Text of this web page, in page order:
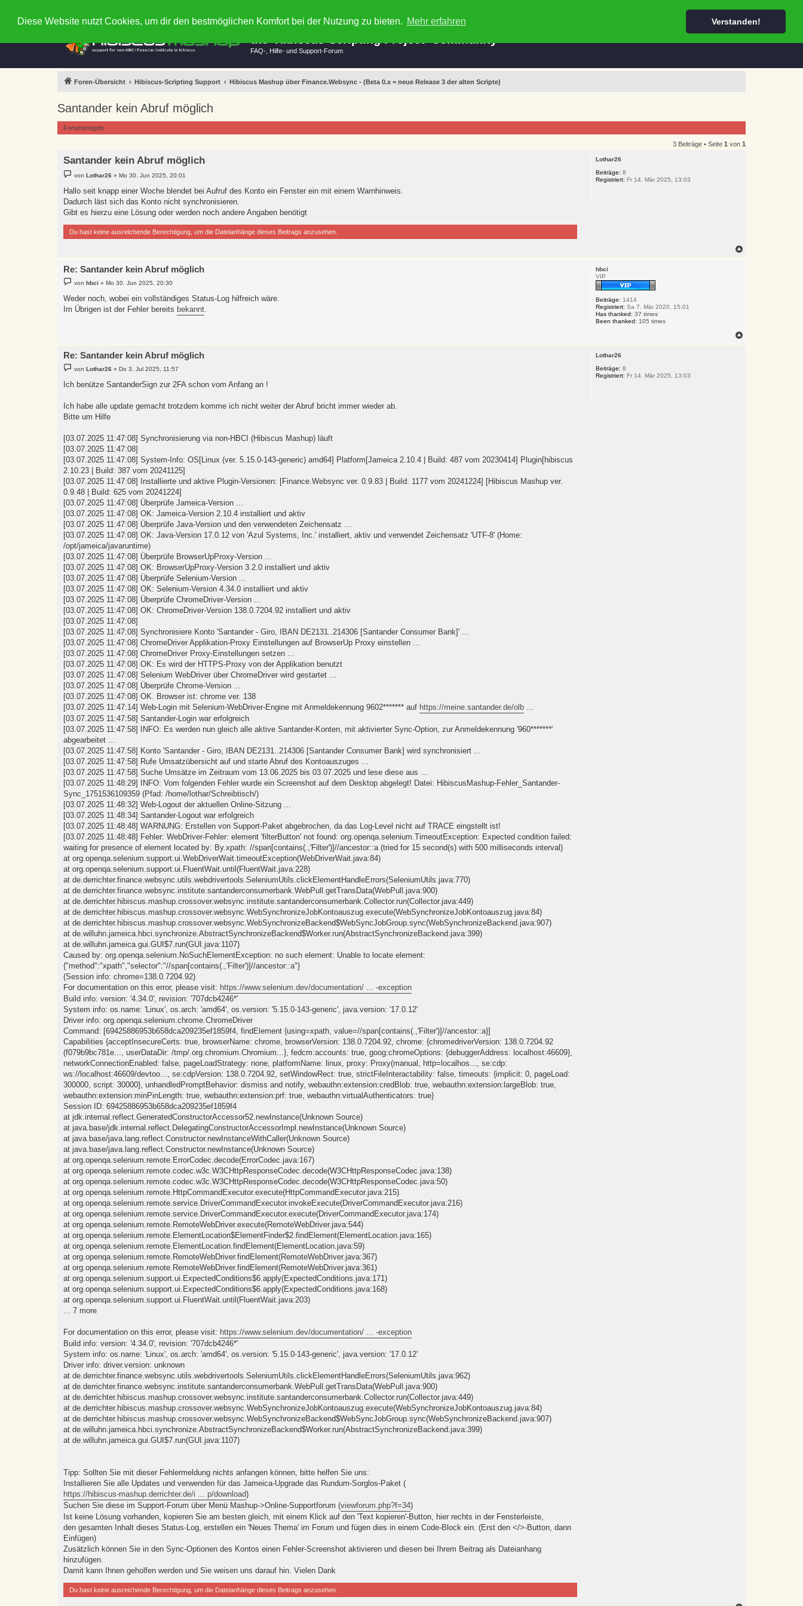
Diese Website nutzt Cookies, um dir den bestmöglichen Komfort bei der Nutzung zu bieten. Mehr erfahren Verstanden!
Abmelden
Registrieren
FAQ-, Hilfe- und Support-Forum
Foren-Übersicht Hibiscus-Scripting Support Hibiscus Mashup über Finance.Websync - (Beta 0.x = neue Release 3 der alten Scripte)
Santander kein Abruf möglich
Forumsregeln
3 Beiträge • Seite 1 von 1
Lothar26
Beiträge: 8
Registriert: Fr 14. Mär 2025, 13:03
Santander kein Abruf möglich
e
i
t
r
a
g
vonLothar26 »Mo 30. Jun 2025, 20:01
Hallo seit knapp einer Woche blendet bei Aufruf des Konto ein Fenster ein mit einem Warnhinweis.
Dadurch läst sich das Konto nicht synchronisieren.
Gibt es hierzu eine Lösung oder werden noch andere Angaben benötigt
Du hast keine ausreichende Berechtigung, um die Dateianhänge dieses Beitrags anzusehen.
hbci
VIP
Beiträge: 1414
Registriert: Sa 7. Mär 2020, 15:01
Has thanked: 37 times
Been thanked: 105 times
Re: Santander kein Abruf möglich
e
t
vonhbci »Mo 30. Jun 2025, 20:30
Weder noch, wobei ein vollständiges Status-Log hilfreich wäre.
Im Übrigen ist der Fehler bereits bekannt.
Lothar26
Beiträge: 8
Registriert: Fr 14. Mär 2025, 13:03
Re: Santander kein Abruf möglich
e
t
g
vonLothar26 »Do 3. Jul 2025, 11:57
Ich benütze SantanderSign zur 2FA schon vom Anfang an !
Ich habe alle update gemacht trotzdem komme ich nicht weiter der Abruf bricht immer wieder ab.
Bitte um Hilfe
[03.07.2025 11:47:08] Synchronisierung via non-HBCI (Hibiscus Mashup) läuft
[03.07.2025 11:47:08]
[03.07.2025 11:47:08] System-Info: OS[Linux (ver. 5.15.0-143-generic) amd64] Platform[Jameica 2.10.4 | Build: 487 vom 20230414] Plugin[hibiscus
2.10.23 | Build: 387 vom 20241125]
[03.07.2025 11:47:08] Installierte und aktive Plugin-Versionen: [Finance.Websync ver. 0.9.83 | Build: 1177 vom 20241224] [Hibiscus Mashup ver.
0.9.48 | Build: 625 vom 20241224]
[03.07.2025 11:47:08] Überprüfe Jameica-Version ...
[03.07.2025 11:47:08] OK: Jameica-Version 2.10.4 installiert und aktiv
[03.07.2025 11:47:08] Überprüfe Java-Version und den verwendeten Zeichensatz ...
[03.07.2025 11:47:08] OK: Java-Version 17.0.12 von 'Azul Systems, Inc.' installiert, aktiv und verwendet Zeichensatz 'UTF-8' (Home:
/opt/jameica/javaruntime)
[03.07.2025 11:47:08] Überprüfe BrowserUpProxy-Version ...
[03.07.2025 11:47:08] OK: BrowserUpProxy-Version 3.2.0 installiert und aktiv
[03.07.2025 11:47:08] Überprüfe Selenium-Version ...
[03.07.2025 11:47:08] OK: Selenium-Version 4.34.0 installiert und aktiv
[03.07.2025 11:47:08] Überprüfe ChromeDriver-Version ...
[03.07.2025 11:47:08] OK: ChromeDriver-Version 138.0.7204.92 installiert und aktiv
[03.07.2025 11:47:08]
[03.07.2025 11:47:08] Synchronisiere Konto 'Santander - Giro, IBAN DE2131..214306 [Santander Consumer Bank]' ...
[03.07.2025 11:47:08] ChromeDriver Applikation-Proxy Einstellungen auf BrowserUp Proxy einstellen ...
[03.07.2025 11:47:08] ChromeDriver Proxy-Einstellungen setzen ...
[03.07.2025 11:47:08] OK: Es wird der HTTPS-Proxy von der Applikation benutzt
[03.07.2025 11:47:08] Selenium WebDriver über ChromeDriver wird gestartet ...
[03.07.2025 11:47:08] Überprüfe Chrome-Version ...
[03.07.2025 11:47:08] OK. Browser ist: chrome ver. 138
[03.07.2025 11:47:14] Web-Login mit Selenium-WebDriver-Engine mit Anmeldekennung 9602******* auf https://meine.santander.de/olb ...
[03.07.2025 11:47:58] Santander-Login war erfolgreich
[03.07.2025 11:47:58] INFO: Es werden nun gleich alle aktive Santander-Konten, mit aktivierter Sync-Option, zur Anmeldekennung '960*******'
abgearbeitet ...
[03.07.2025 11:47:58] Konto 'Santander - Giro, IBAN DE2131..214306 [Santander Consumer Bank] wird synchronisiert ...
[03.07.2025 11:47:58] Rufe Umsatzübersicht auf und starte Abruf des Kontoauszuges ...
[03.07.2025 11:47:58] Suche Umsätze im Zeitraum vom 13.06.2025 bis 03.07.2025 und lese diese aus ...
[03.07.2025 11:48:29] INFO: Vom folgenden Fehler wurde ein Screenshot auf dem Desktop abgelegt! Datei: HibiscusMashup-Fehler_Santander-
Sync_1751536109359 (Pfad: /home/lothar/Schreibtisch/)
[03.07.2025 11:48:32] Web-Logout der aktuellen Online-Sitzung ...
[03.07.2025 11:48:34] Santander-Logout war erfolgreich
[03.07.2025 11:48:48] WARNUNG: Erstellen von Support-Paket abgebrochen, da das Log-Level nicht auf TRACE eingstellt ist!
[03.07.2025 11:48:48] Fehler: WebDriver-Fehler: element 'filterButton' not found: org.openqa.selenium.TimeoutException: Expected condition failed:
waiting for presence of element located by: By.xpath: //span[contains(.,'Filter')]//ancestor::a (tried for 15 second(s) with 500 milliseconds interval)
at org.openqa.selenium.support.ui.WebDriverWait.timeoutException(WebDriverWait.java:84)
at org.openqa.selenium.support.ui.FluentWait.until(FluentWait.java:228)
at de.derrichter.finance.websync.utils.webdrivertools.SeleniumUtils.clickElementHandleErrors(SeleniumUtils.java:770)
at de.derrichter.finance.websync.institute.santanderconsumerbank.WebPull.getTransData(WebPull.java:900)
at de.derrichter.hibiscus.mashup.crossover.websync.institute.santanderconsumerbank.Collector.run(Collector.java:449)
at de.derrichter.hibiscus.mashup.crossover.websync.WebSynchronizeJobKontoauszug.execute(WebSynchronizeJobKontoauszug.java:84)
at de.derrichter.hibiscus.mashup.crossover.websync.WebSynchronizeBackend$WebSyncJobGroup.sync(WebSynchronizeBackend.java:907)
at de.willuhn.jameica.hbci.synchronize.AbstractSynchronizeBackend$Worker.run(AbstractSynchronizeBackend.java:399)
at de.willuhn.jameica.gui.GUI$7.run(GUI.java:1107)
Caused by: org.openqa.selenium.NoSuchElementException: no such element: Unable to locate element:
{"method":"xpath","selector":"//span[contains(.,'Filter')]//ancestor::a"}
(Session info: chrome=138.0.7204.92)
For documentation on this error, please visit: https://www.selenium.dev/documentation/ ... -exception
Build info: version: '4.34.0', revision: '707dcb4246*'
System info: os.name: 'Linux', os.arch: 'amd64', os.version: '5.15.0-143-generic', java.version: '17.0.12'
Driver info: org.openqa.selenium.chrome.ChromeDriver
Command: [69425886953b658dca209235ef1859f4, findElement {using=xpath, value=//span[contains(.,'Filter')]//ancestor::a}]
Capabilities {acceptInsecureCerts: true, browserName: chrome, browserVersion: 138.0.7204.92, chrome: {chromedriverVersion: 138.0.7204.92
(f079b9bc781e..., userDataDir: /tmp/.org.chromium.Chromium...}, fedcm:accounts: true, goog:chromeOptions: {debuggerAddress: localhost:46609},
networkConnectionEnabled: false, pageLoadStrategy: none, platformName: linux, proxy: Proxy(manual, http=localhos..., se:cdp:
ws://localhost:46609/devtoo..., se:cdpVersion: 138.0.7204.92, setWindowRect: true, strictFileInteractability: false, timeouts: {implicit: 0, pageLoad:
300000, script: 30000}, unhandledPromptBehavior: dismiss and notify, webauthn:extension:credBlob: true, webauthn:extension:largeBlob: true,
webauthn:extension:minPinLength: true, webauthn:extension:prf: true, webauthn:virtualAuthenticators: true}
Session ID: 69425886953b658dca209235ef1859f4
at jdk.internal.reflect.GeneratedConstructorAccessor52.newInstance(Unknown Source)
at java.base/jdk.internal.reflect.DelegatingConstructorAccessorImpl.newInstance(Unknown Source)
at java.base/java.lang.reflect.Constructor.newInstanceWithCaller(Unknown Source)
at java.base/java.lang.reflect.Constructor.newInstance(Unknown Source)
at org.openqa.selenium.remote.ErrorCodec.decode(ErrorCodec.java:167)
at org.openqa.selenium.remote.codec.w3c.W3CHttpResponseCodec.decode(W3CHttpResponseCodec.java:138)
at org.openqa.selenium.remote.codec.w3c.W3CHttpResponseCodec.decode(W3CHttpResponseCodec.java:50)
at org.openqa.selenium.remote.HttpCommandExecutor.execute(HttpCommandExecutor.java:215)
at org.openqa.selenium.remote.service.DriverCommandExecutor.invokeExecute(DriverCommandExecutor.java:216)
at org.openqa.selenium.remote.service.DriverCommandExecutor.execute(DriverCommandExecutor.java:174)
at org.openqa.selenium.remote.RemoteWebDriver.execute(RemoteWebDriver.java:544)
at org.openqa.selenium.remote.ElementLocation$ElementFinder$2.findElement(ElementLocation.java:165)
at org.openqa.selenium.remote.ElementLocation.findElement(ElementLocation.java:59)
at org.openqa.selenium.remote.RemoteWebDriver.findElement(RemoteWebDriver.java:367)
at org.openqa.selenium.remote.RemoteWebDriver.findElement(RemoteWebDriver.java:361)
at org.openqa.selenium.support.ui.ExpectedConditions$6.apply(ExpectedConditions.java:171)
at org.openqa.selenium.support.ui.ExpectedConditions$6.apply(ExpectedConditions.java:168)
at org.openqa.selenium.support.ui.FluentWait.until(FluentWait.java:203)
... 7 more
For documentation on this error, please visit: https://www.selenium.dev/documentation/ ... -exception
Build info: version: '4.34.0', revision: '707dcb4246*'
System info: os.name: 'Linux', os.arch: 'amd64', os.version: '5.15.0-143-generic', java.version: '17.0.12'
Driver info: driver.version: unknown
at de.derrichter.finance.websync.utils.webdrivertools.SeleniumUtils.clickElementHandleErrors(SeleniumUtils.java:962)
at de.derrichter.finance.websync.institute.santanderconsumerbank.WebPull.getTransData(WebPull.java:900)
at de.derrichter.hibiscus.mashup.crossover.websync.institute.santanderconsumerbank.Collector.run(Collector.java:449)
at de.derrichter.hibiscus.mashup.crossover.websync.WebSynchronizeJobKontoauszug.execute(WebSynchronizeJobKontoauszug.java:84)
at de.derrichter.hibiscus.mashup.crossover.websync.WebSynchronizeBackend$WebSyncJobGroup.sync(WebSynchronizeBackend.java:907)
at de.willuhn.jameica.hbci.synchronize.AbstractSynchronizeBackend$Worker.run(AbstractSynchronizeBackend.java:399)
at de.willuhn.jameica.gui.GUI$7.run(GUI.java:1107)
Tipp: Sollten Sie mit dieser Fehlermeldung nichts anfangen können, bitte helfen Sie uns:
Installieren Sie alle Updates und verwenden für das Jameica-Upgrade das Rundum-Sorglos-Paket (
https://hibiscus-mashup.derrichter.de/i ... p/download)
Suchen Sie diese im Support-Forum über Menü Mashup->Online-Supportforum (viewforum.php?f=34)
Ist keine Lösung vorhanden, kopieren Sie am besten gleich, mit einem Klick auf den 'Text kopieren'-Button, hier rechts in der Fensterleiste,
den gesamten Inhalt dieses Status-Log, erstellen ein 'Neues Thema' im Forum und fügen dies in einem Code-Block ein. (Erst den </>-Button, dann
Einfügen)
Zusätzlich können Sie in den Sync-Optionen des Kontos einen Fehler-Screenshot aktivieren und diesen bei Ihrem Beitrag als Dateianhang
hinzufügen.
Damit kann Ihnen geholfen werden und Sie weisen uns darauf hin. Vielen Dank
Du hast keine ausreichende Berechtigung, um die Dateianhänge dieses Beitrags anzusehen.